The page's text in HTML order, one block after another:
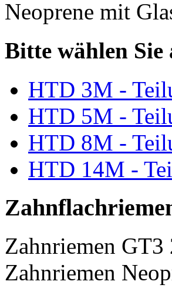
Neoprene mit
Bitte wählen Sie
HTD 3M -
HTD 5M -
HTD 8M -
HTD 14M -
Zahnriemen
Zahnriemen